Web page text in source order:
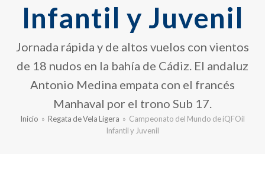
Infantil y Juvenil
Jornada rápida y de altos vuelos con vientos
de 18 nudos en la bahía de Cádiz. El andaluz
Antonio Medina empata con el francés
Manhaval por el trono Sub 17.
Inicio » Regata de Vela Ligera » Campeonato del Mundo de iQFOil
Infantil y Juvenil